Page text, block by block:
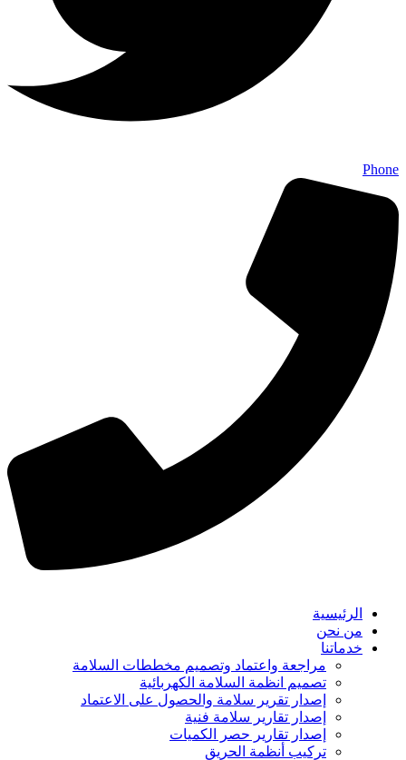
Phone
الرئيسية
من نحن
خدماتنا
مراجعة واعتماد وتصميم مخططات السلامة
تصميم انظمة السلامة الكهربائية
إصدار تقرير سلامة والحصول على الاعتماد
إصدار تقارير سلامة فنية
إصدار تقارير حصر الكميات
تركيب أنظمة الحريق